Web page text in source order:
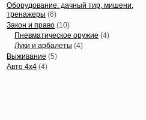
Оборудование: дачный тир, мишени,
тренажеры (6)
Закон и право (10)
Пневматическое оружие (4)
Луки и арбалеты (4)
Выживание (5)
Авто 4х4 (4)